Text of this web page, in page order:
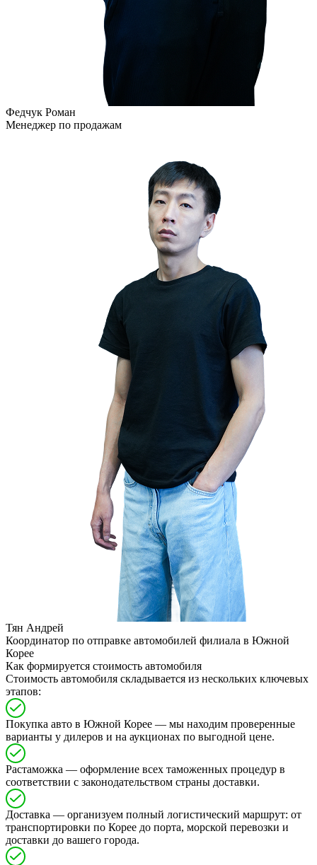
Федчук Роман
Менеджер по продажам
Тян Андрей
Координатор по отправке автомобилей филиала в Южной
Корее
Как формируется стоимость автомобиля
Стоимость автомобиля складывается из нескольких ключевых
этапов:
Покупка авто в Южной Корее — мы находим проверенные
варианты у дилеров и на аукционах по выгодной цене.
Растаможка — оформление всех таможенных процедур в
соответствии с законодательством страны доставки.
Доставка — организуем полный логистический маршрут: от
транспортировки по Корее до порта, морской перевозки и
доставки до вашего города.